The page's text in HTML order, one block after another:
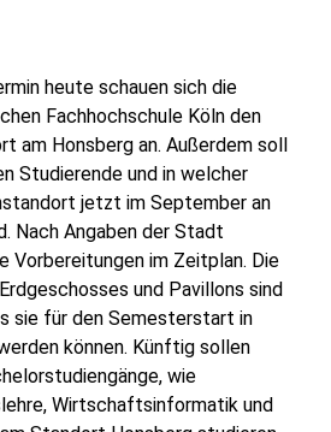
heute schauen sich die
Fachhochschule Köln den
am Honsberg an. Außerdem soll
Studierende und in welcher
jetzt im September an
Nach Angaben der Stadt
Vorbereitungen im Zeitplan. Die
und Pavillons sind
sie für den Semesterstart in
können. Künftig sollen
wie
Wirtschaftsinformatik und